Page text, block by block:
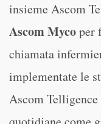
insieme Ascom
Ascom Mycoper
chiamata
implementate le
Ascom